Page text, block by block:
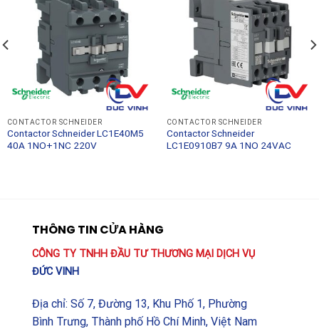
CONTACTOR SCHNEIDER
Contactor Schneider LC1E40M5
40A 1NO+1NC 220V
CONTACTOR SCHNEIDER
Contactor Schneider
LC1E0910B7 9A 1NO 24VAC
THÔNG TIN CỬA HÀNG
CÔNG TY TNHH ĐẦU TƯ THƯƠNG MẠI DỊCH VỤ
ĐỨC VINH
Địa chỉ: Số 7, Đường 13, Khu Phố 1, Phường
Bình Trưng, Thành phố Hồ Chí Minh, Việt Nam